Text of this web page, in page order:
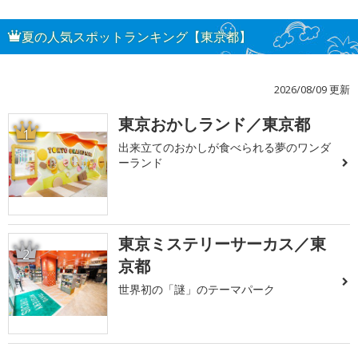
夏の人気スポットランキング【東京都】
2026/08/09 更新
1 東京おかしランド／東京都
出来立てのおかしが食べられる夢のワンダ
ーランド
2
東京ミステリーサーカス／東
京都
世界初の「謎」のテーマパーク